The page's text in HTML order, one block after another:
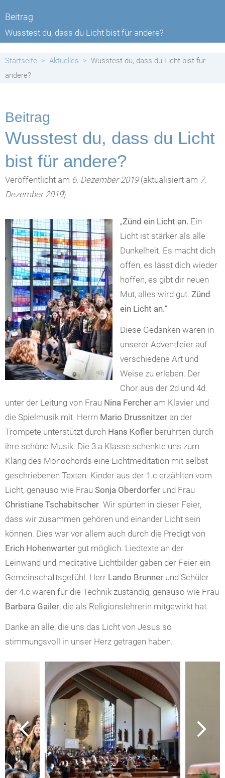
Beitrag
Wusstest du, dass du Licht bist für andere?
Startseite Aktuelles
Wusstest du, dass du Licht bist für
andere?
Beitrag
Wusstest du, dass du Licht
bist für andere?
Veröffentlicht am 6. Dezember 2019(aktualisiert am 7.
Dezember 2019)
„Zünd ein Licht an. Ein
Licht ist stärker als alle
Dunkelheit. Es macht dich
offen, es lässt dich wieder
hoffen, es gibt dir neuen
Mut, alles wird gut. Zünd
ein Licht an.“
Diese Gedanken waren in
unserer Adventfeier auf
verschiedene Art und
Weise zu erleben. Der
Chor aus der 2d und 4d
unter der Leitung von Frau Nina Fercher am Klavier und
die Spielmusik mit Herrn Mario Drussnitzer an der
Trompete unterstützt durch Hans Kofler berührten durch
ihre schöne Musik. Die 3.a Klasse schenkte uns zum
Klang des Monochords eine Lichtmeditation mit selbst
geschriebenen Texten. Kinder aus der 1.c erzählten vom
Licht, genauso wie Frau Sonja Oberdorfer und Frau
Christiane Tschabitscher. Wir spürten in dieser Feier,
dass wir zusammen gehören und einander Licht sein
können. Dies war vor allem auch durch die Predigt von
Erich Hohenwarter gut möglich. Liedtexte an der
Leinwand und meditative Lichtbilder gaben der Feier ein
Gemeinschaftsgefühl. Herr Lando Brunner und Schüler
der 4.c waren für die Technik zuständig, genauso wie Frau
Barbara Gailer, die als Religionslehrerin mitgewirkt hat.
Danke an alle, die uns das Licht von Jesus so
stimmungsvoll in unser Herz getragen haben.